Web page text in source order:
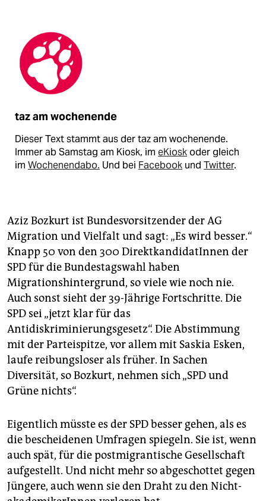
taz am wochenende
Dieser Text stammt aus der taz am wochenende.
Immer ab Samstag am Kiosk, im eKioskoder gleich
im Wochenendabo. Und bei Facebook und Twitter.
Aziz Bozkurt ist Bundesvorsitzender der AG
Migration und Vielfalt und sagt: „Es wird besser.“
Knapp 50 von den 300 DirektkandidatInnen der
SPD für die Bundestagswahl haben
Migrationshintergrund, so viele wie noch nie.
Auch sonst sieht der 39-Jährige Fortschritte. Die
SPD sei „jetzt klar für das
Antidiskriminierungsgesetz“. Die Abstimmung
mit der Parteispitze, vor allem mit Saskia Esken,
laufe reibungsloser als früher. In Sachen
Diversität, so Bozkurt, nehmen sich „SPD und
Grüne nichts“.
Eigentlich müsste es der SPD besser gehen, als es
die bescheidenen Umfragen spiegeln. Sie ist, wenn
auch spät, für die postmigrantische Gesellschaft
aufgestellt. Und nicht mehr so abgeschottet gegen
Jüngere, auch wenn sie den Draht zu den Nicht­